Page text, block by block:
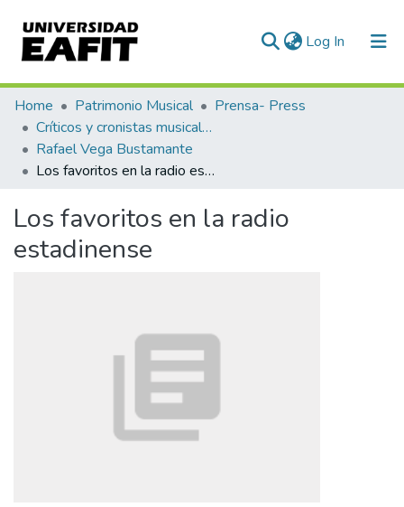
Log In (current)
Communities & Collections
All of DSpace
Statistics
Home Patrimonio Musical
Prensa- Press
Críticos y cronistas musicales
Rafael Vega Bustamante
Los favoritos en la radio estadinense
Los favoritos en la radio
estadinense